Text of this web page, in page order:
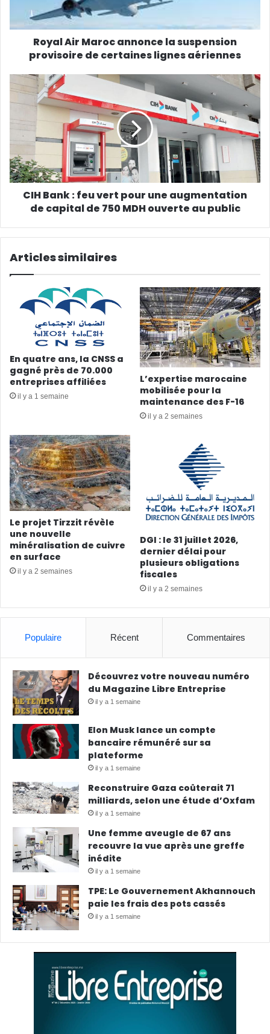
Royal Air Maroc annonce la suspension
provisoire de certaines lignes aériennes
CIH Bank : feu vert pour une augmentation
de capital de 750 MDH ouverte au public
Articles similaires
En quatre ans, la CNSS a
gagné près de 70.000
entreprises affiliées
il y a 1 semaine
L’expertise marocaine
mobilisée pour la
maintenance des F-16
il y a 2 semaines
Le projet Tirzzit révèle
une nouvelle
minéralisation de cuivre
en surface
il y a 2 semaines
DGI : le 31 juillet 2026,
dernier délai pour
plusieurs obligations
fiscales
il y a 2 semaines
Populaire Récent Commentaires
Découvrez votre nouveau numéro
du Magazine Libre Entreprise
il y a 1 semaine
Elon Musk lance un compte
bancaire rémunéré sur sa
plateforme
il y a 1 semaine
Reconstruire Gaza coûterait 71
milliards, selon une étude d’Oxfam
il y a 1 semaine
Une femme aveugle de 67 ans
recouvre la vue après une greffe
inédite
il y a 1 semaine
TPE: Le Gouvernement Akhannouch
paie les frais des pots cassés
il y a 1 semaine